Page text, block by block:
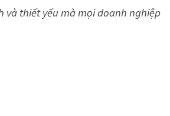
và thiết yếu mà mọi doanh nghiệp